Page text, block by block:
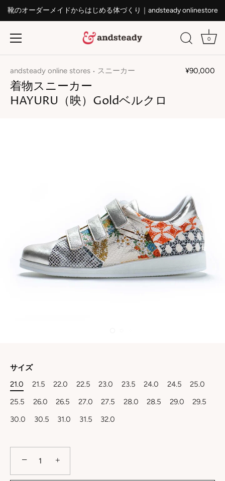
靴のオーダーメイドからはじめる体づくり｜andsteady onlinestore
0
andsteady online stores • スニーカー ¥90,000
着物スニーカー
HAYURU（映）Goldベルクロ
サイズ
21.0
21.5 22.0 22.5 23.0 23.5 24.0 24.5
25.0
25.5
26.0 26.5 27.0 27.5 28.0 28.5 29.0
29.5
30.0
30.5 31.0 31.5 32.0
− +